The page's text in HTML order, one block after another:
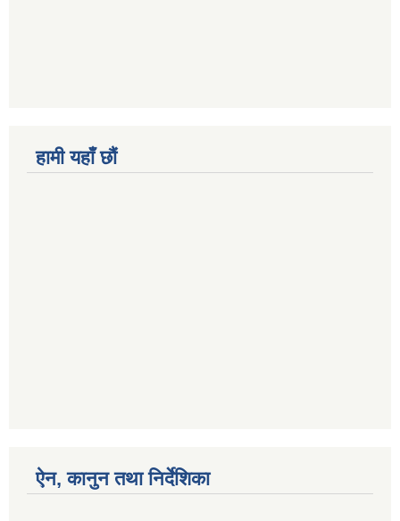
हामी यहाँ छौं
ऐन, कानुन तथा निर्देशिका